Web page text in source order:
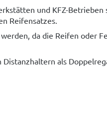
und KFZ-Betrieben
Reifensatzes.
da die Reifen oder
als